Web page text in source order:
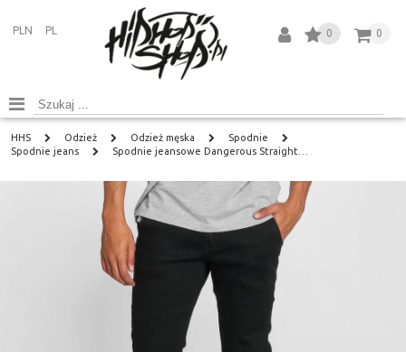
PLN PL 0
0
HHS Odzież Odzież męska
Spodnie
Spodnie jeans
Spodnie jeansowe Dangerous Straight…